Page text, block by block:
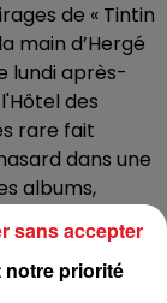
de « Tintin
main d’Hergé
lundi après-
des
rare fait
dans une
albums,
notre priorité
sans accepter